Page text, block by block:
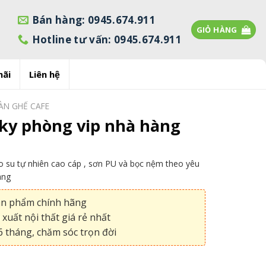
Bán hàng: 0945.674.911
Hotline tư vấn: 0945.674.911
GIỎ HÀNG
Liên hệ
GHẾ CAFE
phòng vip nhà hàng
su tự nhiên cao cáp , sơn PU và bọc nệm theo yêu
phẩm chính hãng
xuất nội thất giá rẻ nhất
tháng, chăm sóc trọn đời